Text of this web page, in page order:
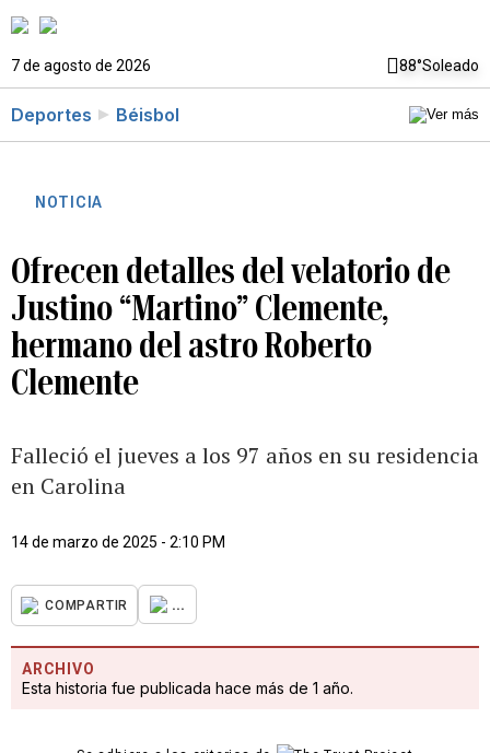
7 de agosto de 2026 88°Soleado
Deportes Béisbol
NOTICIA
Ofrecen detalles del velatorio de
Justino “Martino” Clemente,
hermano del astro Roberto
Clemente
Falleció el jueves a los 97 años en su residencia
en Carolina
14 de marzo de 2025 - 2:10 PM
COMPARTIR ...
ARCHIVO
Esta historia fue publicada hace más de 1 año.